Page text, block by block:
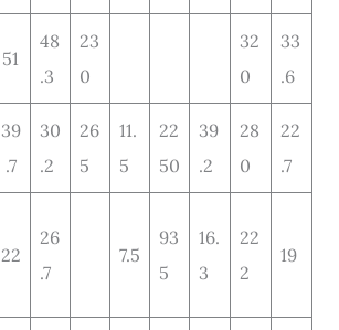
51
48
.3
23
0
32
0
33
.6
39
.7
30
.2
26
5
11.
5
22
50
39
.2
28
0
22
.7
22
26
.7
7.5
93
5
16.
3
22
2
19